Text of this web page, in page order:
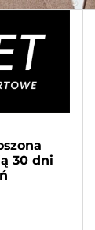
30 dni